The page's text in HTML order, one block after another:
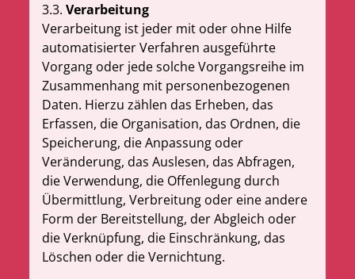
3.3.Verarbeitung
Verarbeitung ist jeder mit oder ohne Hilfe
automatisierter Verfahren ausgeführte
Vorgang oder jede solche Vorgangsreihe im
Zusammenhang mit personenbezogenen
Daten. Hierzu zählen das Erheben, das
Erfassen, die Organisation, das Ordnen, die
Speicherung, die Anpassung oder
Veränderung, das Auslesen, das Abfragen,
die Verwendung, die Offenlegung durch
Übermittlung, Verbreitung oder eine andere
Form der Bereitstellung, der Abgleich oder
die Verknüpfung, die Einschränkung, das
Löschen oder die Vernichtung.